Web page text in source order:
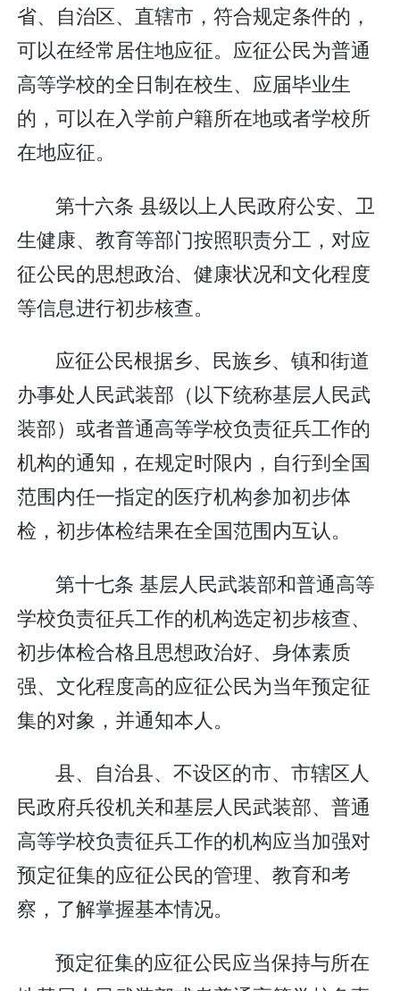
省、自治区、直辖市，符合规定条件的，
可以在经常居住地应征。应征公民为普通
高等学校的全日制在校生、应届毕业生
的，可以在入学前户籍所在地或者学校所
在地应征。
第十六条 县级以上人民政府公安、卫
生健康、教育等部门按照职责分工，对应
征公民的思想政治、健康状况和文化程度
等信息进行初步核查。
应征公民根据乡、民族乡、镇和街道
办事处人民武装部（以下统称基层人民武
装部）或者普通高等学校负责征兵工作的
机构的通知，在规定时限内，自行到全国
范围内任一指定的医疗机构参加初步体
检，初步体检结果在全国范围内互认。
第十七条 基层人民武装部和普通高等
学校负责征兵工作的机构选定初步核查、
初步体检合格且思想政治好、身体素质
强、文化程度高的应征公民为当年预定征
集的对象，并通知本人。
县、自治县、不设区的市、市辖区人
民政府兵役机关和基层人民武装部、普通
高等学校负责征兵工作的机构应当加强对
预定征集的应征公民的管理、教育和考
察，了解掌握基本情况。
预定征集的应征公民应当保持与所在